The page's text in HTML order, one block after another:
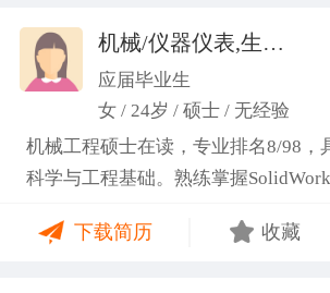
机械/仪器仪表,生产管理/研发
应届毕业生
女 / 24岁 / 硕士 / 无经验
机械工程硕士在读，专业排名8/98，
科学与工程基础。熟练掌握
2项天津市科研项目，擅长实验设计
下载简历 收藏